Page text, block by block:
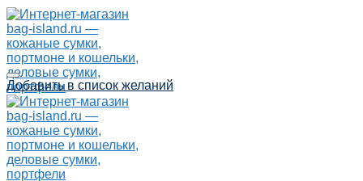
Добавить в список желаний